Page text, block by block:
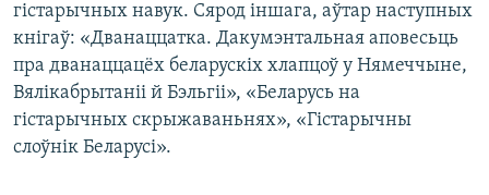
гістарычных навук. Сярод іншага, аўтар наступных
кнігаў: «Дванаццатка. Дакумэнтальная аповесьць
пра дванаццацёх беларускіх хлапцоў у Нямеччыне,
Вялікабрытаніі й Бэльгіі», «Беларусь на
гістарычных скрыжаваньнях», «Гістарычны
слоўнік Беларусі».